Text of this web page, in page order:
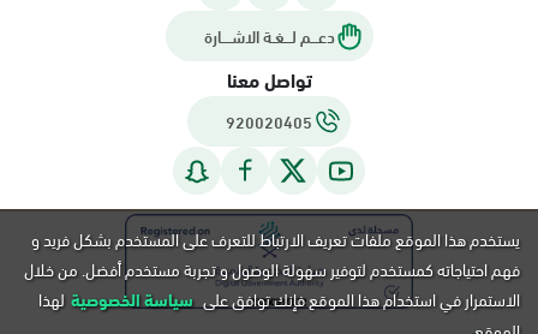
دعـــم لـــغـة الاشــــارة
تواصل معنا
920020405
يستخدم هذا الموقع ملفات تعريف الارتباط للتعرف على المستخدم بشكل فريد و
فهم احتياجاته كمستخدم لتوفير سهولة الوصول و تجربة مستخدم أفضل. من خلال
الاستمرار في استخدام هذا الموقع فإنك توافق على سياسة الخصوصية لهذا